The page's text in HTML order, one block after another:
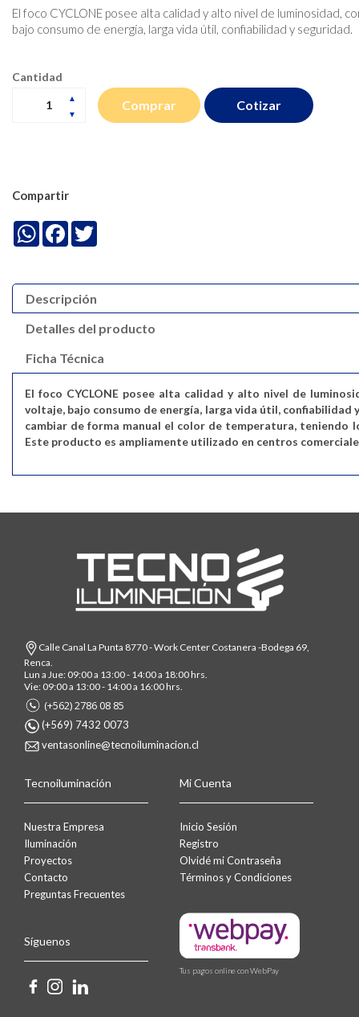
El foco CYCLONE posee alta calidad y alto nivel de
bajo consumo de energía, larga vida útil, confiabilidad y seguridad.
Cantidad
Comprar Cotizar
Compartir
WhatsApp
Facebook
Descripción
Detalles del producto
Ficha Técnica
El foco CYCLONE posee alta calidad y alto nivel de
voltaje, bajo consumo de energía, larga vida útil,
cambiar de forma manual el color de temperatura, teniendo
Este producto es ampliamente utilizado en centros
Calle Canal La Punta 8770 - Work Center Costanera -Bodega 69,
Renca.
Lun a Jue: 09:00 a 13:00 - 14:00 a 18:00 hrs.
Vie: 09:00 a 13:00 - 14:00 a 16:00 hrs.
(+562) 2786 08 85
(+569) 7432 0073
ventasonline@tecnoiluminacion.cl
Tecnoiluminación
Nuestra Empresa
Iluminación
Proyectos
Contacto
Preguntas Frecuentes
Síguenos
Mi Cuenta
Inicio Sesión
Registro
Olvidé mi Contraseña
Términos y Condiciones
Tus pagos online con WebPay